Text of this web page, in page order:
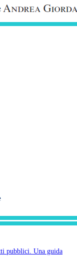
pubblici. Una guida